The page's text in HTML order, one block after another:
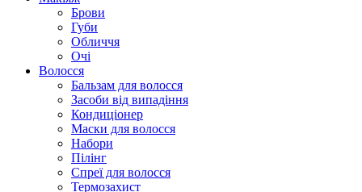
Брови
Губи
Обличчя
Очі
Волосся
Бальзам для волосся
Засоби від випадіння
Кондиціонер
Маски для волосся
Набори
Пілінг
Спреї для волосся
Термозахист